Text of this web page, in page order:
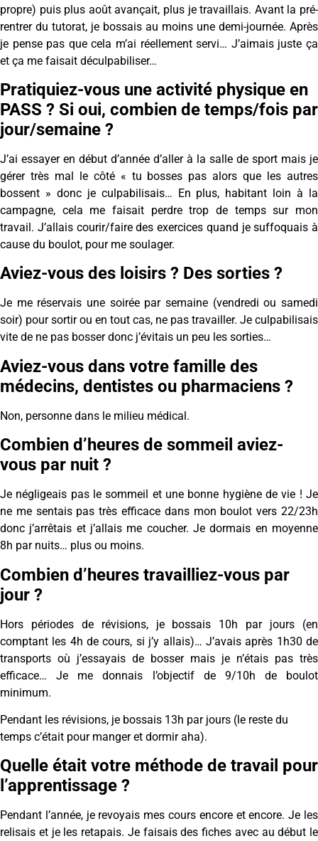
propre) puis plus août avançait, plus je travaillais. Avant la pré-
rentrer du tutorat, je bossais au moins une demi-journée. Après
je pense pas que cela m’ai réellement servi… J’aimais juste ça
et ça me faisait déculpabiliser…
Pratiquiez-vous une activité physique en
PASS ? Si oui, combien de temps/fois par
jour/semaine ?
J’ai essayer en début d’année d’aller à la salle de sport mais je
gérer très mal le côté « tu bosses pas alors que les autres
bossent » donc je culpabilisais… En plus, habitant loin à la
campagne, cela me faisait perdre trop de temps sur mon
travail. J’allais courir/faire des exercices quand je suffoquais à
cause du boulot, pour me soulager.
Aviez-vous des loisirs ? Des sorties ?
Je me réservais une soirée par semaine (vendredi ou samedi
soir) pour sortir ou en tout cas, ne pas travailler. Je culpabilisais
vite de ne pas bosser donc j’évitais un peu les sorties…
Aviez-vous dans votre famille des
médecins, dentistes ou pharmaciens ?
Non, personne dans le milieu médical.
Combien d’heures de sommeil aviez-
vous par nuit ?
Je négligeais pas le sommeil et une bonne hygiène de vie ! Je
ne me sentais pas très efficace dans mon boulot vers 22/23h
donc j’arrêtais et j’allais me coucher. Je dormais en moyenne
8h par nuits… plus ou moins.
Combien d’heures travailliez-vous par
jour ?
Hors périodes de révisions, je bossais 10h par jours (en
comptant les 4h de cours, si j’y allais)… J’avais après 1h30 de
transports où j’essayais de bosser mais je n’étais pas très
efficace… Je me donnais l’objectif de 9/10h de boulot
minimum.
Pendant les révisions, je bossais 13h par jours (le reste du
temps c’était pour manger et dormir aha).
Quelle était votre méthode de travail pour
l’apprentissage ?
Pendant l’année, je revoyais mes cours encore et encore. Je les
relisais et je les retapais. Je faisais des fiches avec au début le